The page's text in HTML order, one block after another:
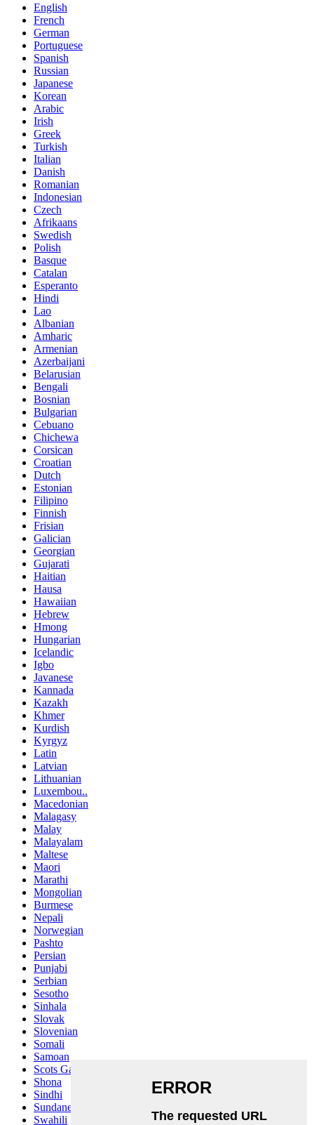
English
French
German
Portuguese
Spanish
Russian
Japanese
Korean
Arabic
Irish
Greek
Turkish
Italian
Danish
Romanian
Indonesian
Czech
Afrikaans
Swedish
Polish
Basque
Catalan
Esperanto
Hindi
Lao
Albanian
Amharic
Armenian
Azerbaijani
Belarusian
Bengali
Bosnian
Bulgarian
Cebuano
Chichewa
Corsican
Croatian
Dutch
Estonian
Filipino
Finnish
Frisian
Galician
Georgian
Gujarati
Haitian
Hausa
Hawaiian
Hebrew
Hmong
Hungarian
Icelandic
Igbo
Javanese
Kannada
Kazakh
Khmer
Kurdish
Kyrgyz
Latin
Latvian
Lithuanian
Luxembou..
Macedonian
Malagasy
Malay
Malayalam
Maltese
Maori
Marathi
Mongolian
Burmese
Nepali
Norwegian
Pashto
Persian
Punjabi
Serbian
Sesotho
Sinhala
Slovak
Slovenian
Somali
Samoan
Scots Gaelic
Shona
Sindhi
Sundanese
Swahili